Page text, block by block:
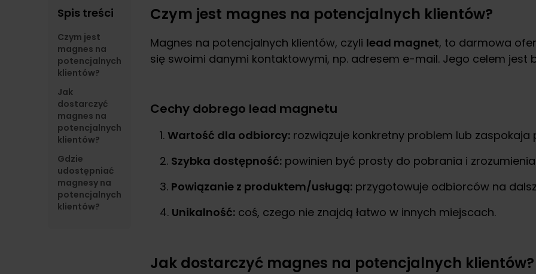
Spis treści
Czym jest
magnes na
potencjalnych
klientów?
Jak
dostarczyć
magnes na
potencjalnych
klientów?
Gdzie
udostępniać
magnesy na
potencjalnych
klientów?
Czym jest magnes na potencjalnych klientów?
Magnes na potencjalnych klientów, czyli lead magnet, to darmowa
się swoimi danymi kontaktowymi, np. adresem e-mail. Jego celem
Cechy dobrego lead magnetu
Wartość dla odbiorcy: rozwiązuje konkretny problem lub
Szybka dostępność: powinien być prosty do pobrania i
Powiązanie z produktem/usługą: przygotowuje odbiorców na
Unikalność: coś, czego nie znajdą łatwo w innych miejscach.
Jak dostarczyć magnes na potencjalnych klientów?